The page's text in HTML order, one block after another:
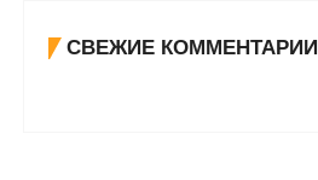
СВЕЖИЕ КОММЕНТАРИИ